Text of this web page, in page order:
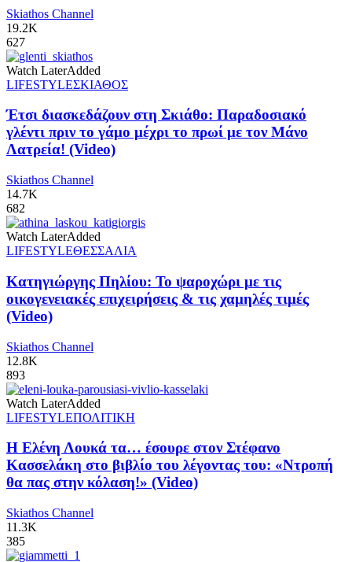
Skiathos Channel
19.2K
627
Watch LaterAdded
LIFESTYLEΣΚΙΑΘΟΣ
Έτσι διασκεδάζουν στη Σκιάθο: Παραδοσιακό
γλέντι πριν το γάμο μέχρι το πρωί με τον Μάνο
Λατρεία! (Video)
Skiathos Channel
14.7K
682
Watch LaterAdded
LIFESTYLEΘΕΣΣΑΛΙΑ
Κατηγιώργης Πηλίου: Το ψαροχώρι με τις
οικογενειακές επιχειρήσεις & τις χαμηλές τιμές
(Video)
Skiathos Channel
12.8K
893
Watch LaterAdded
LIFESTYLEΠΟΛΙΤΙΚΗ
Η Ελένη Λουκά τα… έσουρε στον Στέφανο
Κασσελάκη στο βιβλίο του λέγοντας του: «Ντροπή
θα πας στην κόλαση!» (Video)
Skiathos Channel
11.3K
385